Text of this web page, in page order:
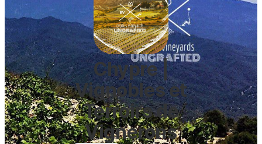
Chypre |
Vignobles et
Terroirs de
Vignerons